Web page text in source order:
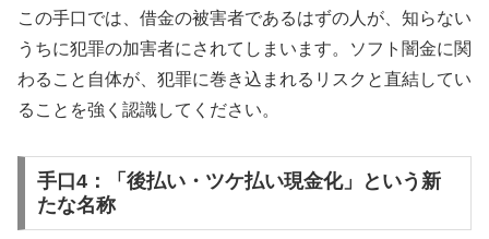
この手口では、借金の被害者であるはずの人が、知らない
うちに犯罪の加害者にされてしまいます。ソフト闇金に関
わること自体が、犯罪に巻き込まれるリスクと直結してい
ることを強く認識してください。
手口4：「後払い・ツケ払い現金化」という新
たな名称